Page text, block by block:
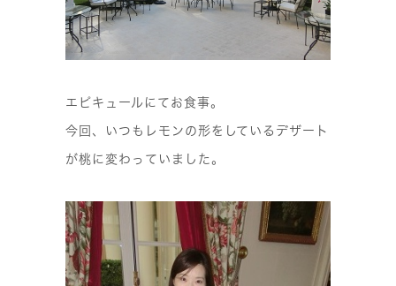
エピキュールにてお食事。
今回、いつもレモンの形をしているデザート
が桃に変わっていました。